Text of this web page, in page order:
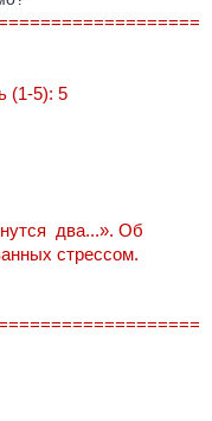
(1-5): 5
два...». Об
стрессом.